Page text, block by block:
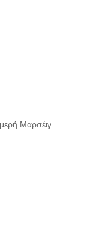
Μαρσέιγ